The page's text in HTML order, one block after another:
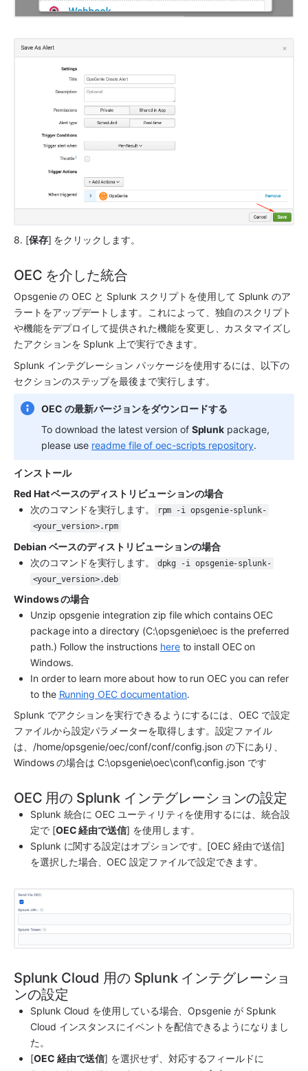
8. [保存] をクリックします。
OEC を介した統合
Opsgenie の OEC と Splunk スクリプトを使用して Splunk のア
ラートをアップデートします。これによって、独自のスクリプト
や機能をデプロイして提供された機能を変更し、カスタマイズし
たアクションを Splunk 上で実行できます。
Splunk インテグレーション パッケージを使用するには、以下の
セクションのステップを最後まで実行します。
OEC の最新バージョンをダウンロードする
To download the latest version of Splunk package,
please use readme file of oec-scripts repository.
インストール
Red Hat ベースのディストリビューションの場合
次のコマンドを実行します。
rpm -i opsgenie-splunk-
<your_version>.rpm
Debian ベースのディストリビューションの場合
次のコマンドを実行します。
dpkg -i opsgenie-splunk-
<your_version>.deb
Windows の場合
Unzip opsgenie integration zip file which contains OEC
package into a directory (C:\opsgenie\oec is the preferred
path.) Follow the instructions here to install OEC on
Windows.
In order to learn more about how to run OEC you can refer
to the Running OEC documentation.
Splunk でアクションを実行できるようにするには、OEC で設定
ファイルから設定パラメーターを取得します。設定ファイル
は、/home/opsgenie/oec/conf/conf/config.json の下にあり、
Windows の場合は C:\opsgenie\oec\conf\config.json です
OEC 用の Splunk インテグレーションの設定
Splunk 統合に OEC ユーティリティを使用するには、統合設
定で [OEC 経由で送信] を使用します。
Splunk に関する設定はオプションです。[OEC 経由で送信]
を選択した場合、OEC 設定ファイルで設定できます。
Splunk Cloud 用の Splunk インテグレーショ
ンの設定
Splunk Cloud を使用している場合、 Opsgenie が Splunk
Cloud インスタンスにイベントを配信できるようになりまし
た。
[OEC 経由で送信